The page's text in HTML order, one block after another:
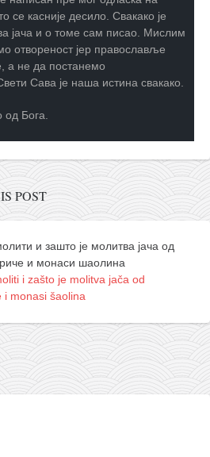
се касније десило. Свакако је
јача и о томе сам писао. Мислим
отвореност јер православље
а не да постанемо
Сава је наша истина свакако.
од Бога.
POST
и зашто је молитва јача од
и монаси шаолина
i zašto je molitva jača od
i monasi šaolina